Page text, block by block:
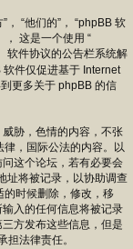
， “他们的”， “phpBB 软
， 这是一个使用 “
软件协议的公告栏系统解
件仅促进基于 Internet
更多关于 phpBB 的信
胁，色情的内容，不张
律，国际公法的内容。以
这个论坛，若有必要会
址将被记录，以协助调查
的时候删除，修改，移
入的任何信息将被记录
方发布这些信息，但是
担法律责任。